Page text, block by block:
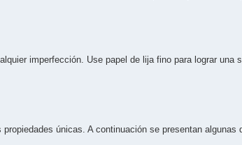
imperfección. Use papel de lija fino para lograr una
únicas. A continuación se presentan